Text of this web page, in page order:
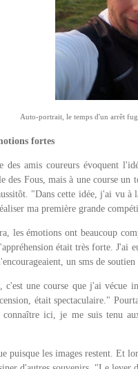
Auto-portrait, le temps d'un arrêt
fortes
des amis coureurs évoquent
des Fous, mais à une course
"Dans cette idée, j'ai vu
ma première grande
les émotions ont beaucoup
était très forte. J'ai
un sms de
c'est une course que j'ai vécue
était spectaculaire."
ici, je me suis tenu
puisque les images restent. Et